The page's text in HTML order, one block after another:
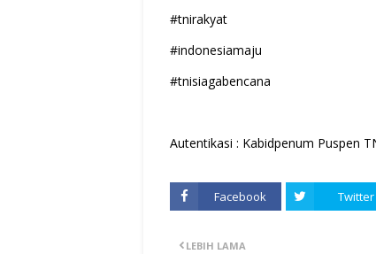
#tnirakyat
#indonesiamaju
#tnisiagabencana
Autentikasi : Kabidpenum Puspen
Facebook Twitter
LEBIH LAMA